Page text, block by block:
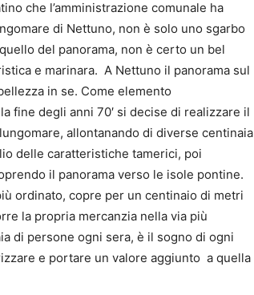
che l’amministrazione comunale ha
di Nettuno, non è solo uno sgarbo
del panorama, non è certo un bel
e marinara. A Nettuno il panorama sul
in se. Come elemento
fine degli anni 70′ si decise di realizzare il
allontanando di diverse centinaia
delle caratteristiche tamerici, poi
il panorama verso le isole pontine.
ordinato, copre per un centinaio di metri
la propria mercanzia nella via più
di persone ogni sera, è il sogno di ogni
e portare un valore aggiunto a quella